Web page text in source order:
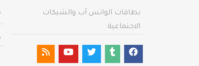
بطاقات الواتس آب والشبكات
الاجتماعية